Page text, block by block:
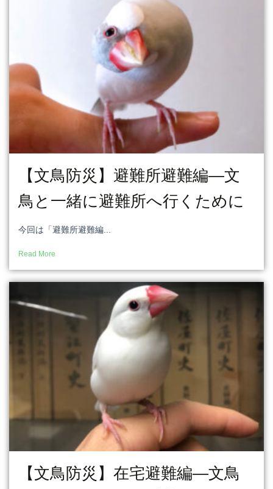
【文鳥防災】避難所避難編―文
鳥と一緒に避難所へ行くために
今回は「避難所避難編...
Read More
【文鳥防災】在宅避難編―文鳥